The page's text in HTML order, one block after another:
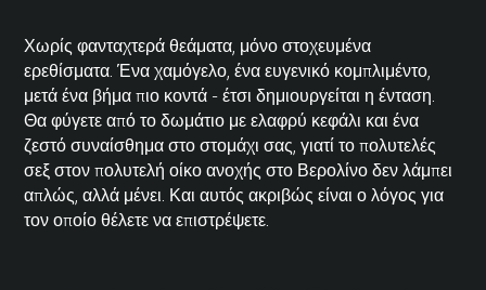
Χωρίς φανταχτερά θεάματα, μόνο στοχευμένα
ερεθίσματα. Ένα χαμόγελο, ένα ευγενικό κομπλιμέντο,
μετά ένα βήμα πιο κοντά - έτσι δημιουργείται η ένταση.
Θα φύγετε από το δωμάτιο με ελαφρύ κεφάλι και ένα
ζεστό συναίσθημα στο στομάχι σας, γιατί το πολυτελές
σεξ στον πολυτελήοίκο ανοχής στο Βερολίνο δεν λάμπει
απλώς, αλλά μένει. Και αυτός ακριβώς είναι ο λόγος για
τον οποίο θέλετε να επιστρέψετε.